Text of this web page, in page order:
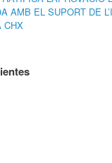
AMB EL SUPORT DE
CHX